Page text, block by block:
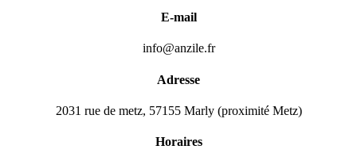
E-mail
info@anzile.fr
Adresse
2031 rue de metz, 57155 Marly (proximité Metz)
Horaires